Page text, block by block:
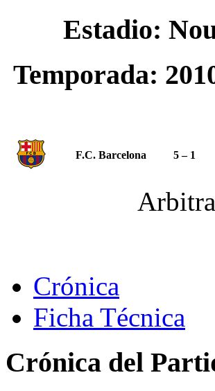
Estadio:
Temporada:
F.C. Barcelona 5 – 1
Crónica
Ficha Técnica
Crónica del